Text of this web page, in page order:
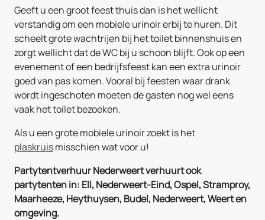
Geeft u een groot feest thuis dan is het wellicht
verstandig om een mobiele urinoir erbij te huren. Dit
scheelt grote wachtrijen bij het toilet binnenshuis en
zorgt wellicht dat de WC bij u schoon blijft. Ook op een
evenement of een bedrijfsfeest kan een extra urinoir
goed van pas komen. Vooral bij feesten waar drank
wordt ingeschoten moeten de gasten nog wel eens
vaak het toilet bezoeken.
Als u een grote mobiele urinoir zoekt is het
plaskruismisschien wat voor u!
Partytentverhuur Nederweert verhuurt ook
partytenten in: Ell, Nederweert-Eind, Ospel, Stramproy,
Maarheeze, Heythuysen, Budel, Nederweert, Weert en
omgeving.